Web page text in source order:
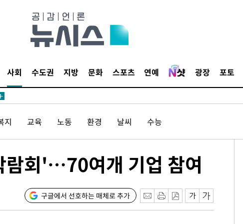
사회 수도권 지방 문화 스포츠 연예 광장 포토
지 교육 노동 환경 날씨 수능
람회'…70여개 기업 참여
구글에서 선호하는 매체로 추가